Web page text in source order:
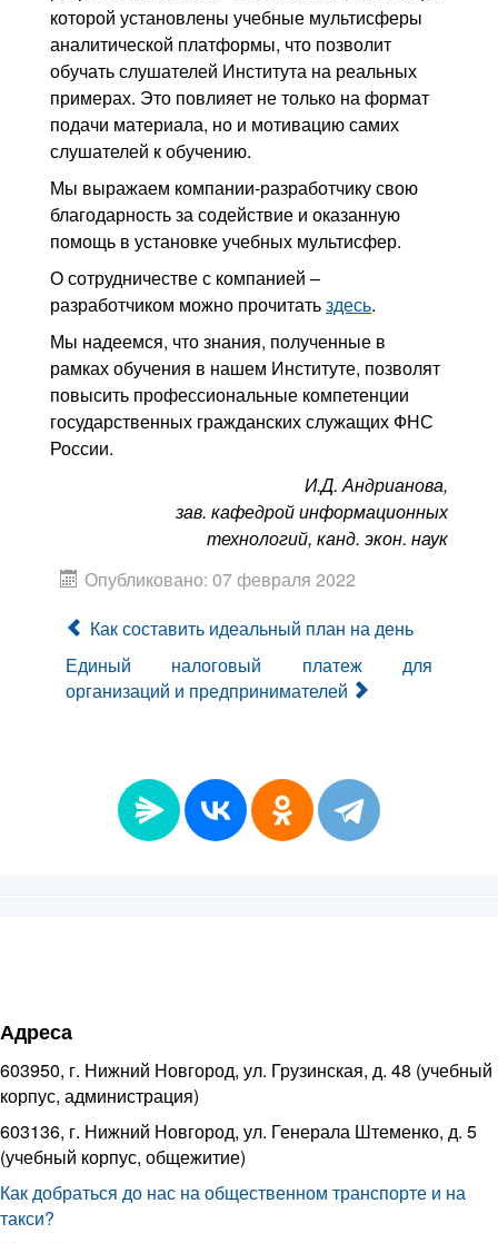
которой установлены учебные мультисферы
аналитической платформы, что позволит
обучать слушателей Института на реальных
примерах. Это повлияет не только на формат
подачи материала, но и мотивацию самих
слушателей к обучению.
Мы выражаем компании-разработчику свою
благодарность за содействие и оказанную
помощь в установке учебных мультисфер.
О сотрудничестве с компанией –
разработчиком можно прочитатьздесь.
Мы надеемся, что знания, полученные в
рамках обучения в нашем Институте, позволят
повысить профессиональные компетенции
государственных гражданских служащих ФНС
России.
И.Д. Андрианова,
зав. кафедрой информационных
технологий, канд. экон. наук
Опубликовано: 07 февраля 2022
Как составить идеальный план на день
Единый налоговый платеж для
организаций и предпринимателей
Адреса
603950, г. Нижний Новгород, ул. Грузинская, д. 48 (учебный
корпус, администрация)
603136, г. Нижний Новгород, ул. Генерала Штеменко, д. 5
(учебный корпус, общежитие)
Как добраться до нас на общественном транспорте и на
такси?